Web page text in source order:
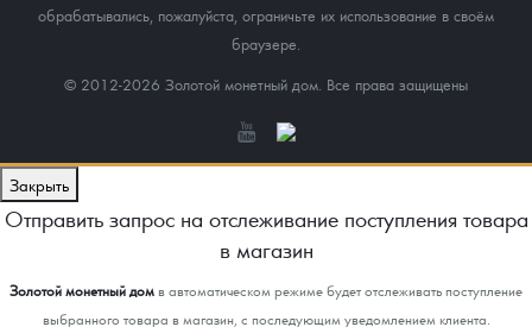
обрабатывались, пожалуйста, ограничьте их использование в своём
браузере.
© 2012-2026 Золотой монетный дом. Все права защищены
Закрыть
Отправить запрос на отслеживание поступления товара
в магазин
Золотой монетный домв автоматическом режиме будет отслеживать поступление
выбранного товара в магазин, с последующим уведомлением клиента.